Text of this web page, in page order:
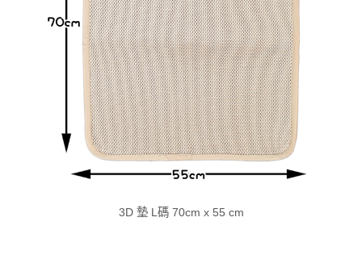
3D 墊 L碼 70cm x 55 cm